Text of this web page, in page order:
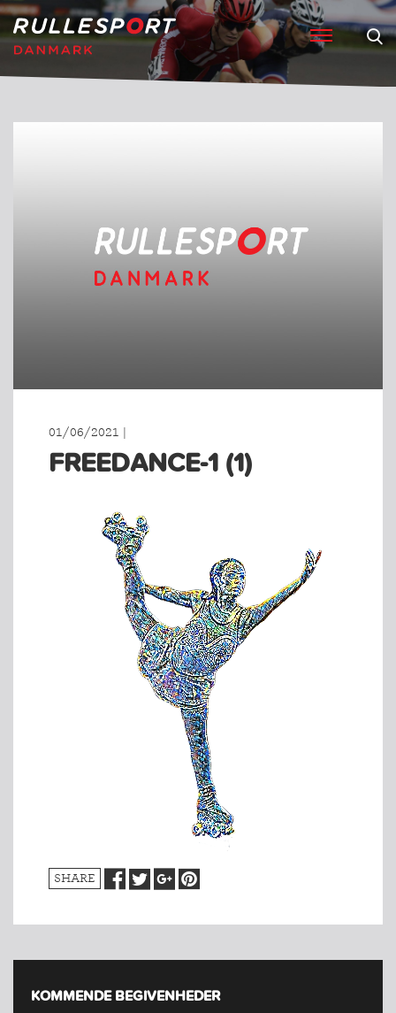
01/06/2021 |
FREEDANCE-1 (1)
SHARE
KOMMENDE BEGIVENHEDER